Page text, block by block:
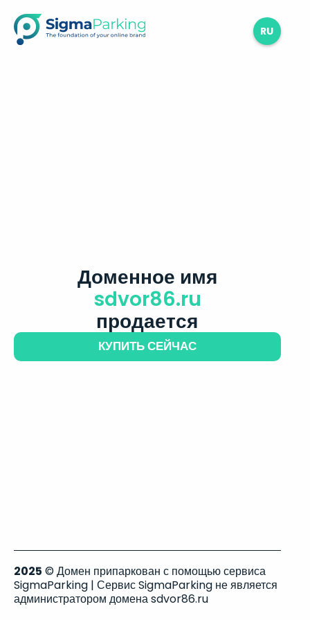
RU
Доменное имя
sdvor86.ru
продается
КУПИТЬ СЕЙЧАС
2025 © Домен припаркован с помощью сервиса
SigmaParking | Сервис SigmaParking не является
администратором домена sdvor86.ru